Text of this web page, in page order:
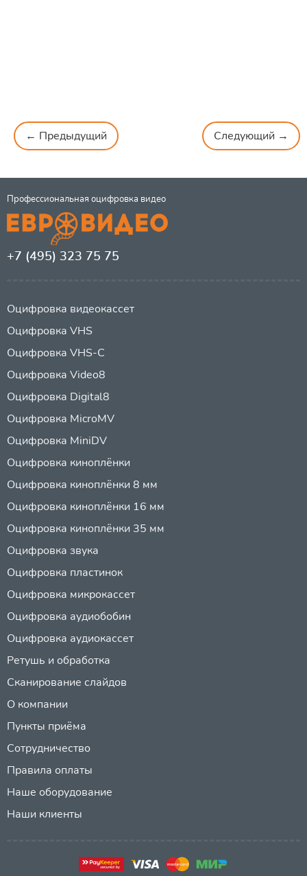
← Предыдущий Следующий →
Профессиональная оцифровка видео
+7 (495) 323 75 75
Оцифровка видеокассет
Оцифровка VHS
Оцифровка VHS-C
Оцифровка Video8
Оцифровка Digital8
Оцифровка MicroMV
Оцифровка MiniDV
Оцифровка киноплёнки
Оцифровка киноплёнки 8 мм
Оцифровка киноплёнки 16 мм
Оцифровка киноплёнки 35 мм
Оцифровка звука
Оцифровка пластинок
Оцифровка микрокассет
Оцифровка аудиобобин
Оцифровка аудиокассет
Ретушь и обработка
Сканирование слайдов
О компании
Пункты приёма
Сотрудничество
Правила оплаты
Наше оборудование
Наши клиенты